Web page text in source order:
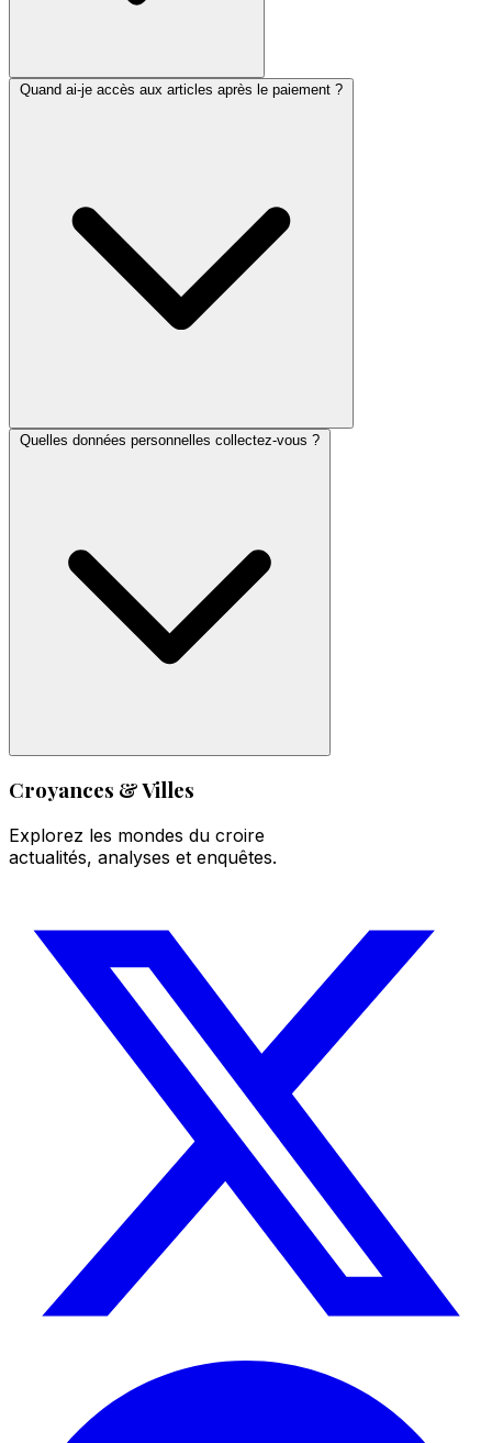
Quand ai-je accès aux articles après le paiement ?
Quelles données personnelles collectez-vous ?
Croyances & Villes
Explorez les mondes du croire
actualités, analyses et enquêtes.